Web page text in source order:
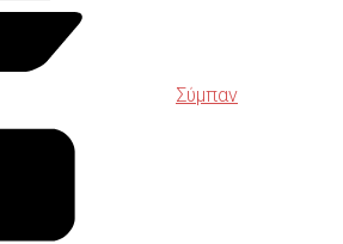
Σύμπαν